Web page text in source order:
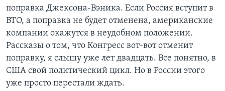
поправка Джексона-Вэника. Если Россия вступит в
ВТО, а поправка не будет отменена, американские
компании окажутся в неудобном положении.
Рассказы о том, что Конгресс вот-вот отменит
поправку, я слышу уже лет двадцать. Все понятно, в
США свой политический цикл. Но в России этого
уже просто перестали ждать.